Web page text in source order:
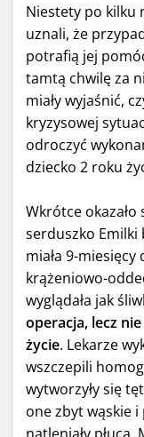
Niestety po kilku
uznali, że
potrafią jej
tamtą chwilę za
miały wyjaśnić,
kryzysowej
odroczyć
dziecko 2 roku
Wkrótce
serduszko Emilki
miała 9-
krążeniowo-
wyglądała jak
operacja, lecz
życie. Lekarze
wszczepili
wytworzyły się
one zbyt wąskie